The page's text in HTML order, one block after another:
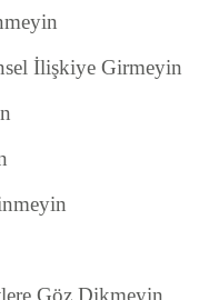
İlişkiye Girmeyin
Göz Dikmeyin